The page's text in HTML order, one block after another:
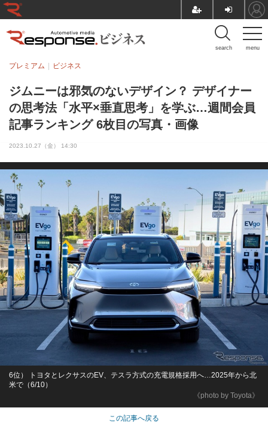
menu
search
ジムニーは邪気のないデザイン？ デザイナー
の思考法「水平×垂直思考」を学ぶ…週間会員
記事ランキング 6枚目の写真・画像
プレミアム ビジネス
2023.10.27（金） 14:30
《photo by Toyota》
6位） トヨタとレクサスのEV、テスラ方式の充電規格採用へ…2025年から北
米で（6/10）
この記事へ戻る